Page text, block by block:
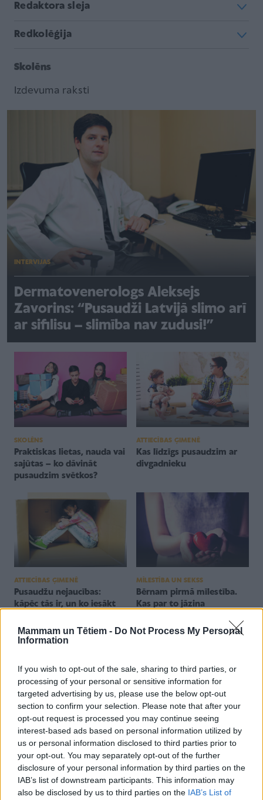
Mammam un Tētiem - Do Not Process My Personal
Information
If you wish to opt-out of the sale, sharing to third parties, or
processing of your personal or sensitive information for
targeted advertising by us, please use the below opt-out
section to confirm your selection. Please note that after your
opt-out request is processed you may continue seeing
interest-based ads based on personal information utilized by
us or personal information disclosed to third parties prior to
your opt-out. You may separately opt-out of the further
disclosure of your personal information by third parties on the
IAB’s list of downstream participants. This information may
also be disclosed by us to third parties on the IAB’s List of
Redaktora sleja
Redkolēģija
Skolēns
Izdevuma raksti
INTERVIJAS
Dermatovenerologs Aleksejs
Zavorins: “Pusaudži Latvijā slimo arī
ar sifilisu – slimība nav zudusi!”
SKOLĒNS
Praktiskas lietas, nauda vai
sajūtas – ko dāvināt
pusaudzim svētkos?
ATTIECĪBAS ĢIMENĒ
Kas līdzīgs pusaudzim ar
divgadnieku
ATTIECĪBAS ĢIMENĒ
Pusaudžu nejaucības:
kāpēc tās ir, un ko iesākt
MĪLESTĪBA UN SEKSS
Bērnam pirmā mīlestība.
Kas par to jāzina
UZTURA MĀCĪBA, DIĒTAS
Kāpēc pusaudžiem tik ļoti
kārojas fast food? Un vai
to var labot?
GATAVOŠANAS PADOMI
Virtuvē pusaudzis un
pusfabrikāti. 3 receptes ar
garantiju, ka izdosies!